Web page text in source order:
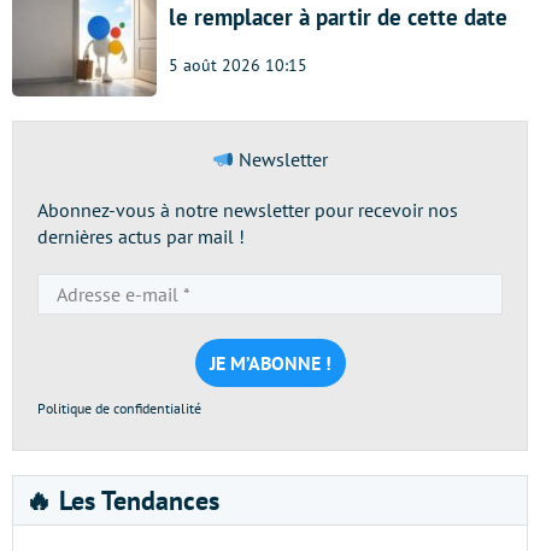
le remplacer à partir de cette date
5 août 2026 10:15
Newsletter
Abonnez-vous à notre newsletter pour recevoir nos
dernières actus par mail !
e-
mail
*
Politique de confidentialité
🔥 Les Tendances